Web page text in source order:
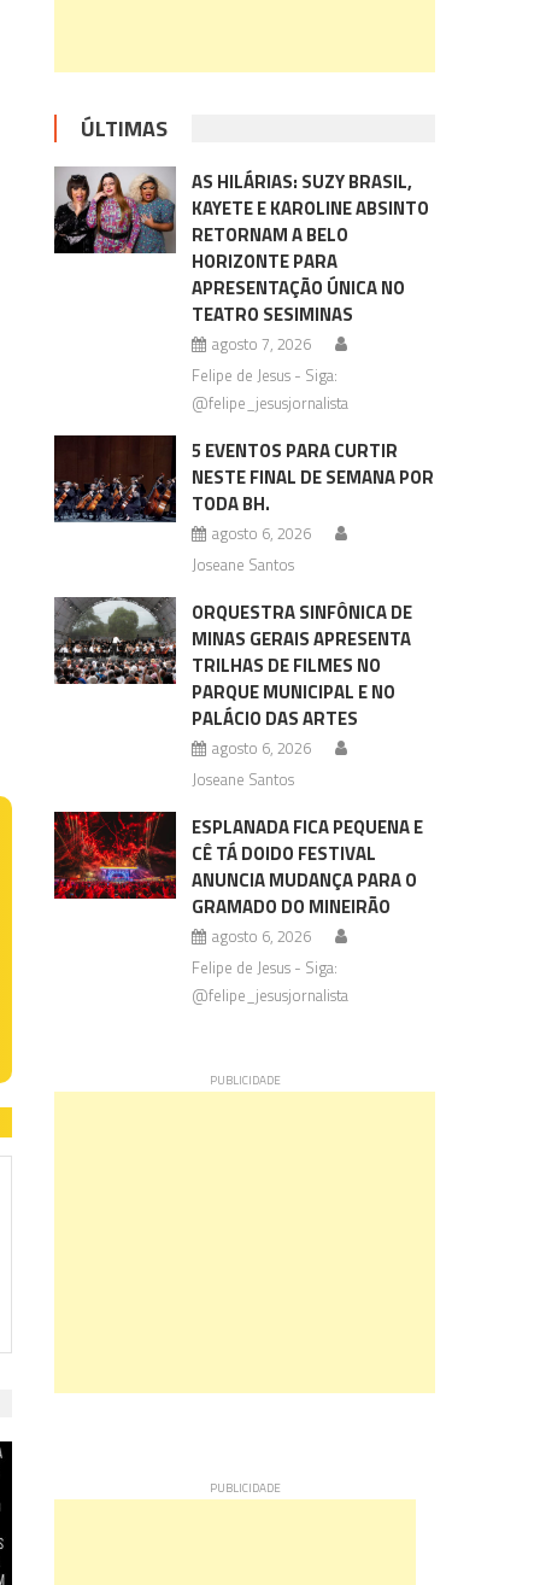
ÚLTIMAS
AS HILÁRIAS: SUZY BRASIL,
KAYETE E KAROLINE ABSINTO
RETORNAM A BELO
HORIZONTE PARA
APRESENTAÇÃO ÚNICA NO
TEATRO SESIMINAS
agosto 7, 2026
Felipe de Jesus - Siga:
@felipe_jesusjornalista
5 EVENTOS PARA CURTIR
NESTE FINAL DE SEMANA POR
TODA BH.
agosto 6, 2026
Joseane Santos
ORQUESTRA SINFÔNICA DE
MINAS GERAIS APRESENTA
TRILHAS DE FILMES NO
PARQUE MUNICIPAL E NO
PALÁCIO DAS ARTES
agosto 6, 2026
Joseane Santos
ESPLANADA FICA PEQUENA E
CÊ TÁ DOIDO FESTIVAL
ANUNCIA MUDANÇA PARA O
GRAMADO DO MINEIRÃO
agosto 6, 2026
Felipe de Jesus - Siga:
@felipe_jesusjornalista